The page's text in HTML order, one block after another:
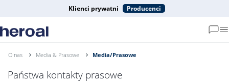
Klienci prywatni Producenci
O nas Media & Prasowe Media/Prasowe
Państwa kontakty prasowe